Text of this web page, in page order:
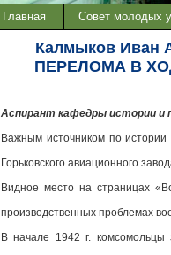
Главная Совет молодых
Калмыков
ПЕРЕЛОМА В
Аспирант кафедры истории и
Важным источником по
Горьковского авиационного
Видное место на страницах
производственных проблемах
В начале 1942 г. комсомольцы